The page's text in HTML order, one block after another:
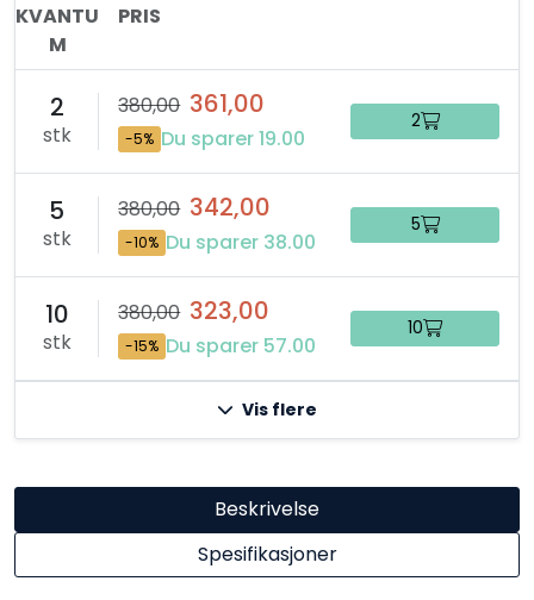
KVANTU
M
PRIS
2
stk
380,00 361,00
-5% Du sparer 19.00
2
5
stk
380,00 342,00
-10% Du sparer 38.00
5
10
stk
380,00 323,00
-15% Du sparer 57.00
10
Vis flere
Beskrivelse
Spesifikasjoner